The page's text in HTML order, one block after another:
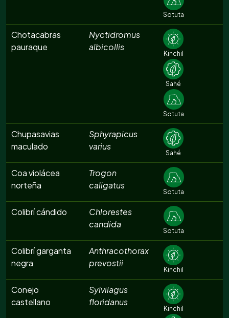
Sotuta
Chotacabras
pauraque
Nyctidromus
albicollis
Kinchil
Sahé
Sotuta
Chupasavias
maculado
Sphyrapicus
varius
Sahé
Coa violácea
norteña
Trogon
caligatus
Sotuta
Colibrí cándido
Chlorestes
candida
Sotuta
Colibrí garganta
negra
Anthracothorax
prevostii
Kinchil
Conejo
castellano
Sylvilagus
floridanus
Kinchil